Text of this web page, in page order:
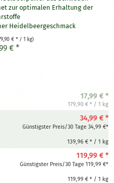
zur optimalen Erhaltung der
Heidelbeergeschmack
vermahlen
Smoothies, Müsli, Joghurt,
& mehr
€ * / 1 kg)
€ *
17,99 € *
179,90 € * / 1 kg
34,99 € *
Günstigster Preis/30 Tage 34,99 €*
139,96 € * / 1 kg
119,99 € *
Günstigster Preis/30 Tage 119,99 €*
119,99 € * / 1 kg